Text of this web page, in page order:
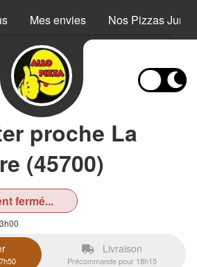
Mes envies Nos Pizzas Junior
proche La
(45700)
fermé...
Livraison
Précommande pour 18h15